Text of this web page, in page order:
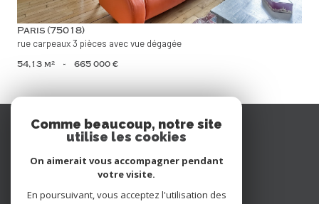
Paris (75018)
rue carpeaux 3 pièces avec vue dégagée
54,13 m² - 665 000 €
Se
connecter
espace propriétaire
Comme beaucoup, notre site
utilise les cookies
On aimerait vous accompagner pendant
votre visite.
En poursuivant, vous acceptez l'utilisation des